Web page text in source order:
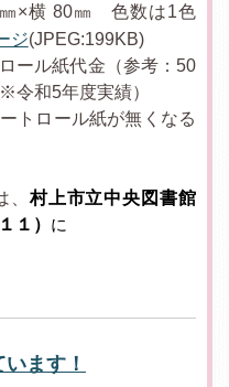
×横 80㎜ 色数は1色
ジ(JPEG:199KB)
ール紙代金（参考：50
令和5年度実績）
トロール紙が無くなる
、村上市立中央図書館
１） に
ます！